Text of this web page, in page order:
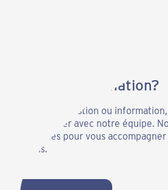
Besoin d’information?
Pour toute question ou
communiquer avec notre équipe.
disponibles pour vous
besoins.